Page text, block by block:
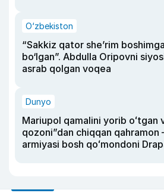
O‘zbekiston
“Sakkiz qator she’rim
bo‘lgan”. Abdulla Oripovni
asrab qolgan voqea
Dunyo
Mariupol qamalini yorib oʻtgan
qozoni”dan chiqqan qahramon
armiyasi bosh qoʻmondoni